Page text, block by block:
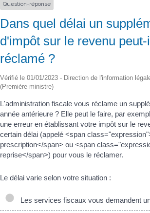
Question-réponse
Dans quel délai un
d'impôt sur le revenu
réclamé ?
Vérifié le 01/01/2023 - Direction de l'information
(Première ministre)
L'administration fiscale vous réclame un
année antérieure ? Elle peut le faire, par
une erreur en établissant votre impôt sur le
certain délai (appelé <span
prescription</span> ou <span
reprise</span>) pour vous le réclamer.
Le délai varie selon votre situation :
Les services fiscaux vous demandent